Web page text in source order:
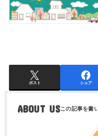
ポスト シェア
ABOUT US